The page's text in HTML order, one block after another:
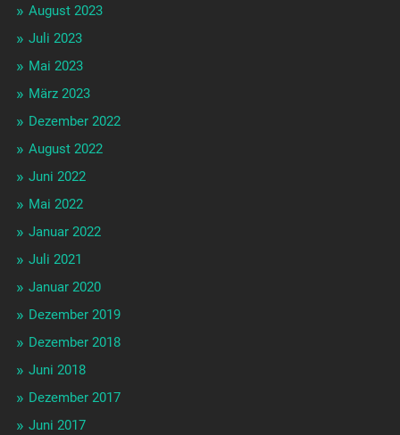
August 2023
Juli 2023
Mai 2023
März 2023
Dezember 2022
August 2022
Juni 2022
Mai 2022
Januar 2022
Juli 2021
Januar 2020
Dezember 2019
Dezember 2018
Juni 2018
Dezember 2017
Juni 2017